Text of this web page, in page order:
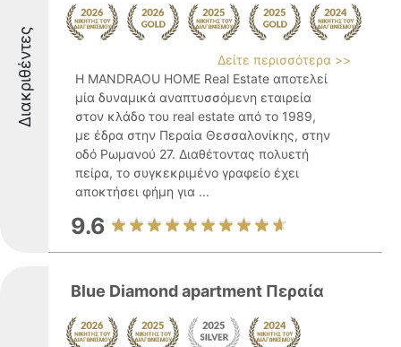
Διακριθέντες
Δείτε περισσότερα >>
Η MANDRAOU HOME Real Estate αποτελεί
μία δυναμικά αναπτυσσόμενη εταιρεία
στον κλάδο του real estate από το 1989,
με έδρα στην Περαία Θεσσαλονίκης, στην
οδό Ρωμανού 27. Διαθέτοντας πολυετή
πείρα, το συγκεκριμένο γραφείο έχει
αποκτήσει φήμη για ...
9.6
Blue Diamond apartment Περαία